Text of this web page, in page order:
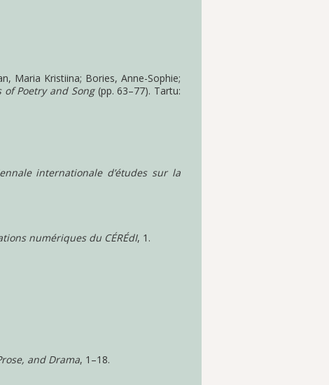
Maria Kristiina; Bories, Anne-Sophie;
of Poetry and Song(pp. 63–77). Tartu:
internationale d’études sur la
numériques du CÉRÉdI, 1.
and Drama, 1–18.